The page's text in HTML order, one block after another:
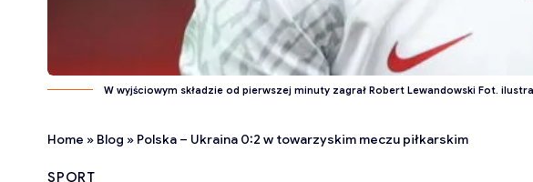
W wyjściowym składzie od pierwszej minuty zagrał Robert Lewandowski Fot.
Home » Blog » Polska – Ukraina 0:2 w towarzyskim meczu piłkarskim
SPORT